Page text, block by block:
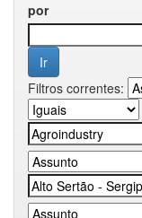
por
Filtros correntes: